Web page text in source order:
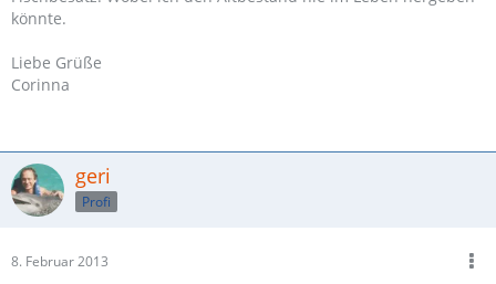
könnte.
Liebe Grüße
Corinna
geri
Profi
8. Februar 2013